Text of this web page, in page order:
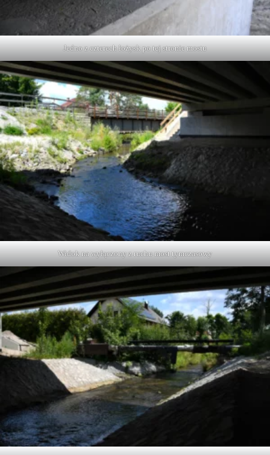
Jedno z czterech łożysk po tej stronie mostu
Widok na wyłączony z ruchu most tymczasowy